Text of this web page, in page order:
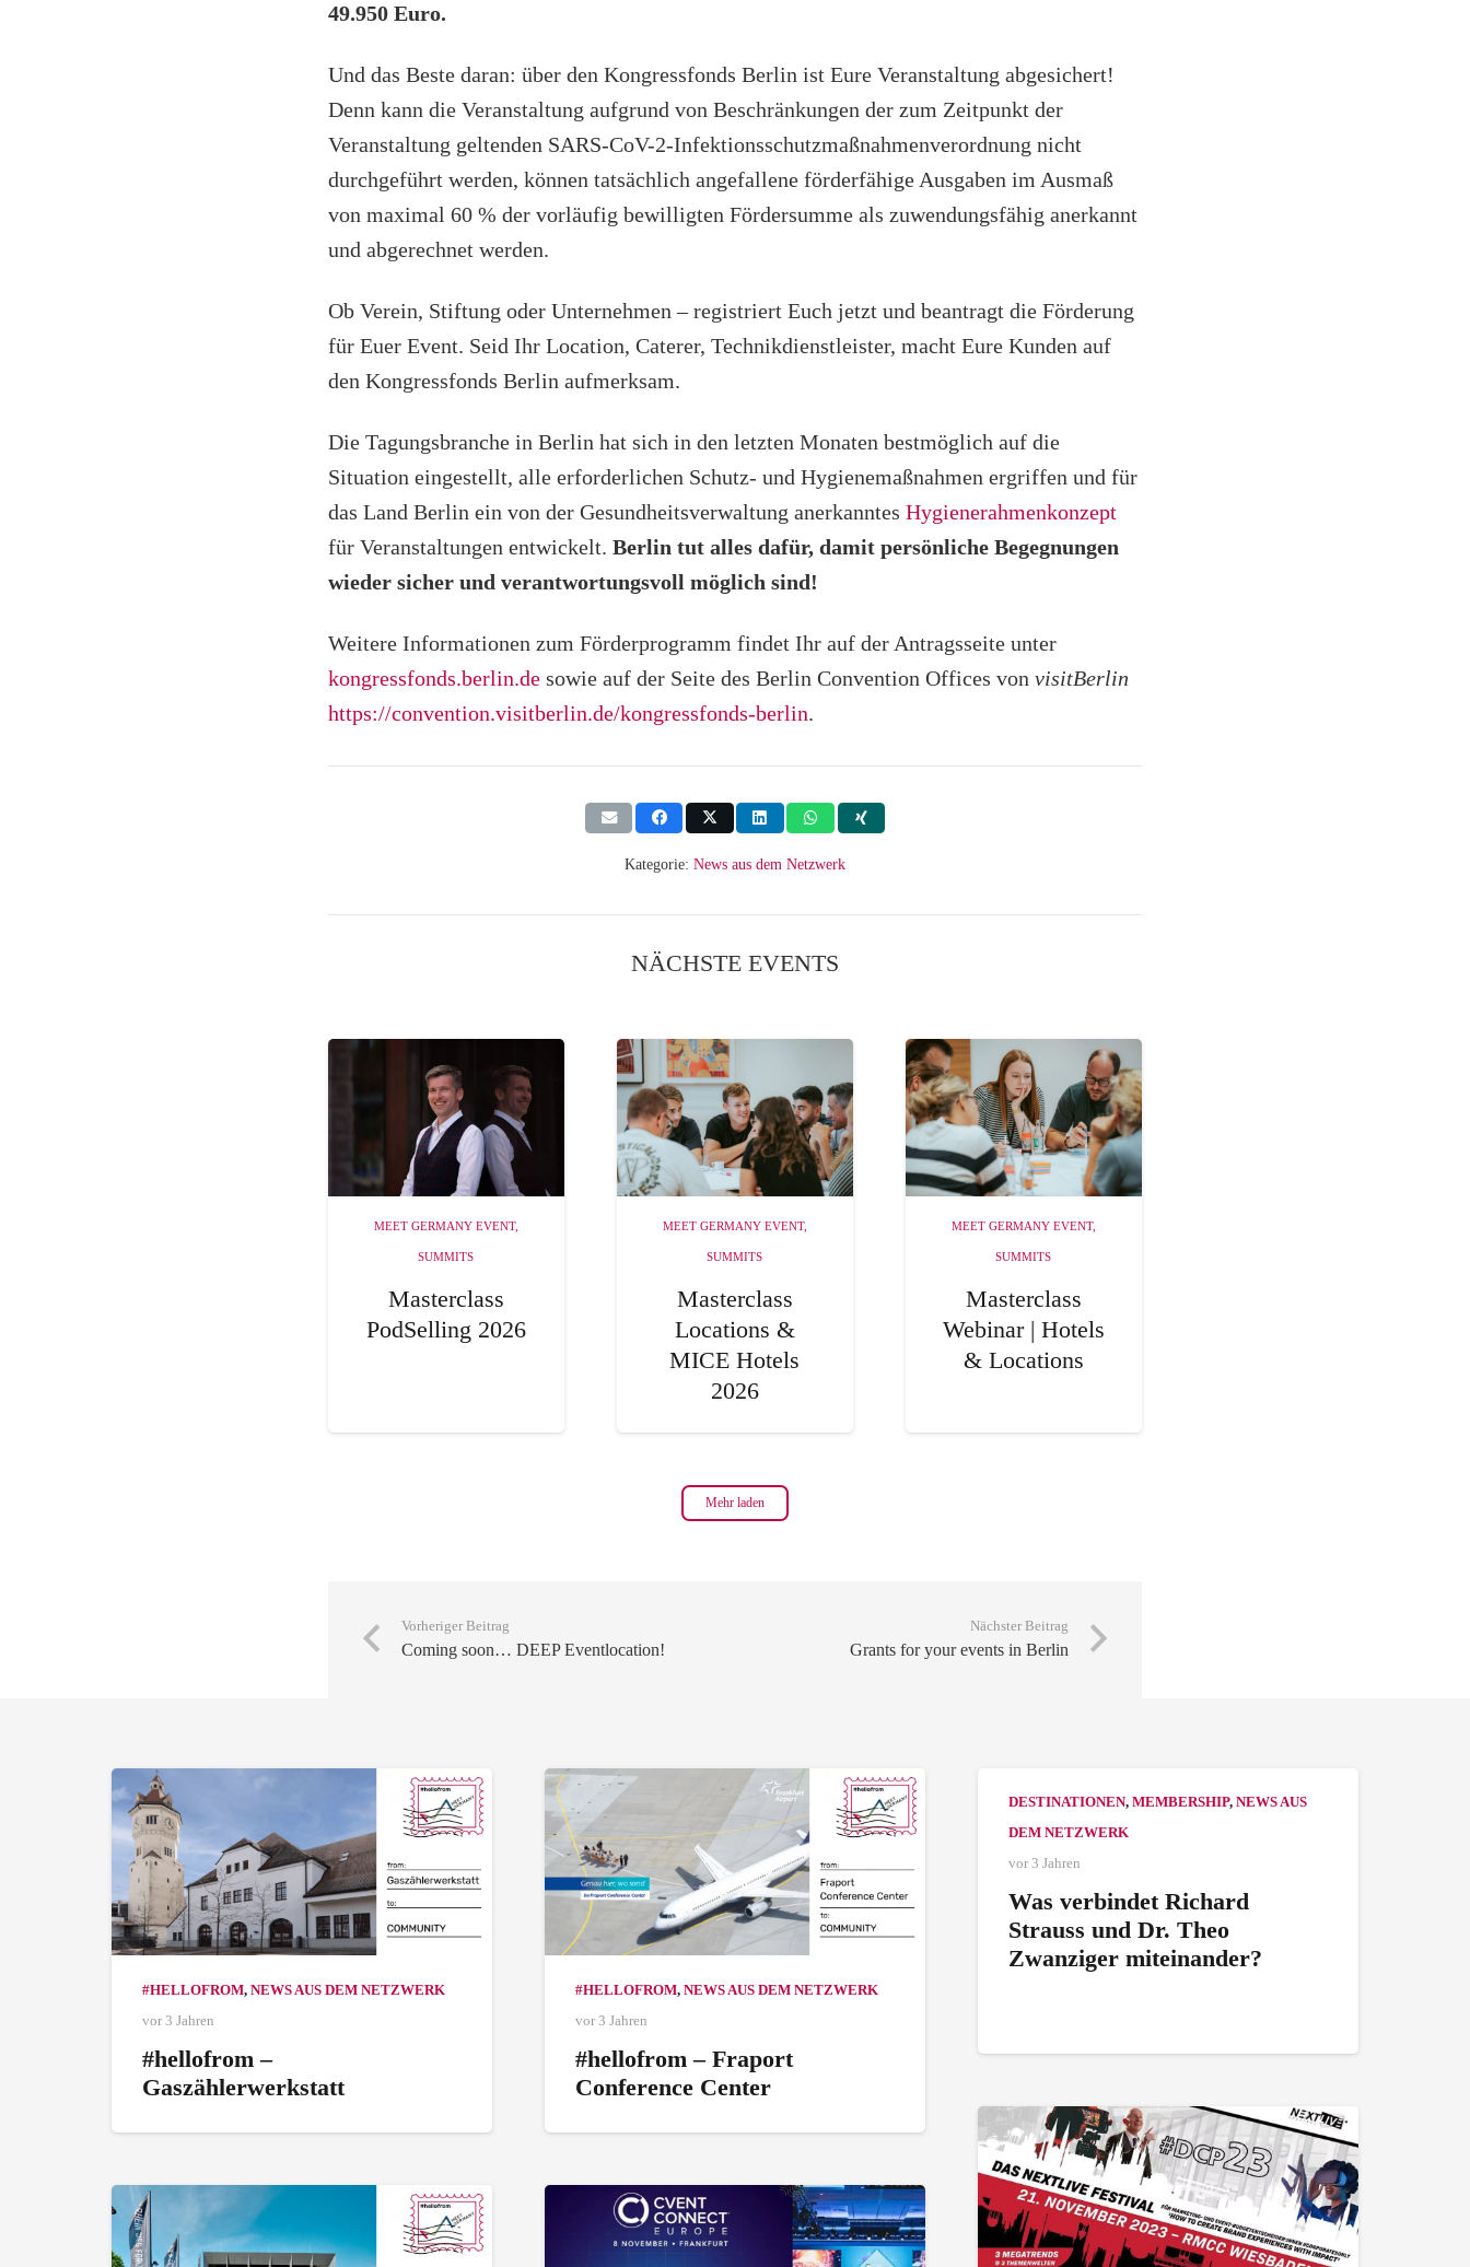
49.950 Euro.
Und das Beste daran: über den Kongressfonds Berlin ist Eure Veranstaltung abgesichert!
Denn kann die Veranstaltung aufgrund von Beschränkungen der zum Zeitpunkt der
Veranstaltung geltenden SARS-CoV-2-Infektionsschutzmaßnahmenverordnung nicht
durchgeführt werden, können tatsächlich angefallene förderfähige Ausgaben im Ausmaß
von maximal 60 % der vorläufig bewilligten Fördersumme als zuwendungsfähig anerkannt
und abgerechnet werden.
Ob Verein, Stiftung oder Unternehmen – registriert Euch jetzt und beantragt die Förderung
für Euer Event. Seid Ihr Location, Caterer, Technikdienstleister, macht Eure Kunden auf
den Kongressfonds Berlin aufmerksam.
Die Tagungsbranche in Berlin hat sich in den letzten Monaten bestmöglich auf die
Situation eingestellt, alle erforderlichen Schutz- und Hygienemaßnahmen ergriffen und für
das Land Berlin ein von der Gesundheitsverwaltung anerkanntes Hygienerahmenkonzept
für Veranstaltungen entwickelt. Berlin tut alles dafür, damit persönliche Begegnungen
wieder sicher und verantwortungsvoll möglich sind!
Weitere Informationen zum Förderprogramm findet Ihr auf der Antragsseite unter
kongressfonds.berlin.desowie auf der Seite des Berlin Convention Offices von visitBerlin
https://convention.visitberlin.de/kongressfonds-berlin.
Kategorie: News aus dem Netzwerk
NÄCHSTE EVENTS
MEET GERMANY EVENT,
SUMMITS
Masterclass
PodSelling 2026
MEET GERMANY EVENT,
SUMMITS
Masterclass
Locations &
MICE Hotels
2026
MEET GERMANY EVENT,
SUMMITS
Masterclass
Webinar | Hotels
& Locations
Mehr laden
Vorheriger Beitrag
Coming soon… DEEP Eventlocation!
Nächster Beitrag
Grants for your events in Berlin
#HELLOFROM, NEWS AUS DEM NETZWERK
vor 3 Jahren
#hellofrom –
Gaszählerwerkstatt
#HELLOFROM, NEWS AUS DEM NETZWERK
vor 3 Jahren
#hellofrom – Fraport
Conference Center
DESTINATIONEN, MEMBERSHIP, NEWS AUS
DEM NETZWERK
vor 3 Jahren
Was verbindet Richard
Strauss und Dr. Theo
Zwanziger miteinander?